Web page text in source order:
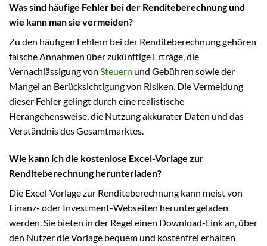
Was sind häufige Fehler bei der Renditeberechnung und
wie kann man sie vermeiden?
Zu den häufigen Fehlern bei der Renditeberechnung gehören
falsche Annahmen über zukünftige Erträge, die
Vernachlässigung von Steuern und Gebühren sowie der
Mangel an Berücksichtigung von Risiken. Die Vermeidung
dieser Fehler gelingt durch eine realistische
Herangehensweise, die Nutzung akkurater Daten und das
Verständnis des Gesamtmarktes.
Wie kann ich die kostenlose Excel-Vorlage zur
Renditeberechnung herunterladen?
Die Excel-Vorlage zur Renditeberechnung kann meist von
Finanz- oder Investment-Webseiten heruntergeladen
werden. Sie bieten in der Regel einen Download-Link an, über
den Nutzer die Vorlage bequem und kostenfrei erhalten